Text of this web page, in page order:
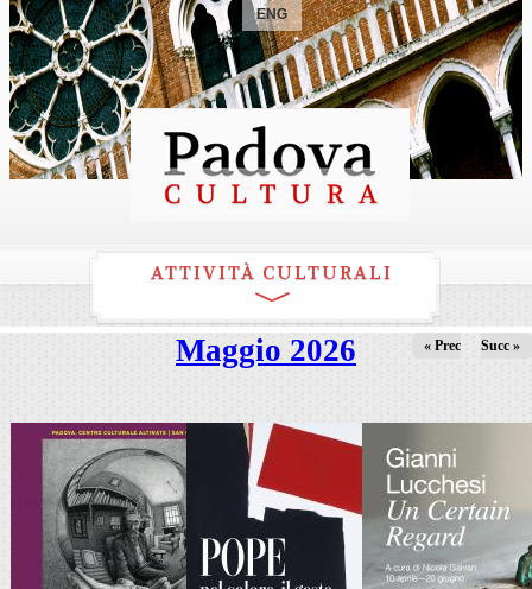
ENG
ATTIVITÀ CULTURALI
Maggio 2026 « Prec Succ »